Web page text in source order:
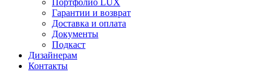
Портфолио LUX
Гарантии и возврат
Доставка и оплата
Документы
Подкаст
Дизайнерам
Контакты